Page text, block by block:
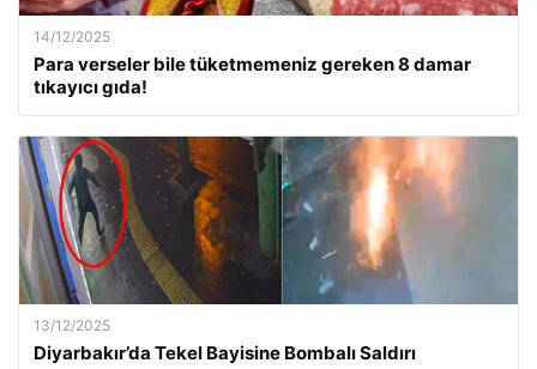
14/12/2025
Para verseler bile tüketmemeniz gereken 8 damar
tıkayıcı gıda!
13/12/2025
Diyarbakır’da Tekel Bayisine Bombalı Saldırı